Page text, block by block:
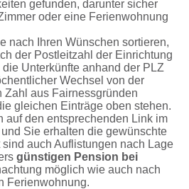
gefunden, darunter sicher
oder eine Ferienwohnung
nach Ihren Wünschen sortieren,
der Postleitzahl der Einrichtung
Unterkünfte anhand der PLZ
Wechsel von der
Zahl aus Fairnessgründen
gleichen Einträge oben stehen.
auf den entsprechenden Link im
Sie erhalten die gewünschte
auch Auflistungen nach Lage
günstigen Pension bei
möglich wie auch nach
Ferienwohnung.